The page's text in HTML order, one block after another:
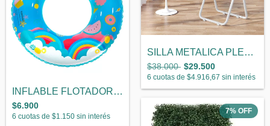
SILLA METALICA PLEGABLE
$38.000 $29.500
6 cuotas de $4.916,67 sin interés
INFLABLE FLOTADOR REDONDO UNICORNIO
$6.900
6 cuotas de $1.150 sin interés
7% OFF